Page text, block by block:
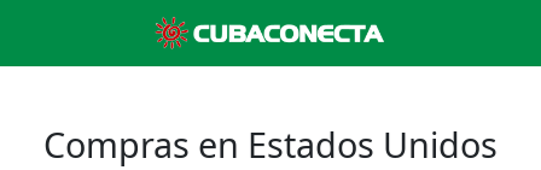
Compras en Estados Unidos